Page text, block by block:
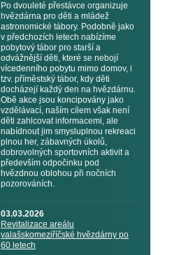
Po dvouleté přestávce organizuje
hvězdárna pro děti a mládež
astronomické tábory. Podobně jako
v předchozích letech nabízíme
pobytový tábor pro starší a
odvážnější děti, které se nebojí
vícedenního pobytu mimo domov, i
tzv. příměstský tábor, kdy děti
docházejí každý den na hvězdárnu.
Obě akce jsou koncipovány jako
vzdělávací, naším cílem však není
děti zahlcovat informacemi, ale
nabídnout jim smysluplnou rekreaci
plnou her, zábavných úkolů,
dobrovolných sportovních aktivit a
především odpočinku pod
hvězdnou oblohou při nočních
pozorováních.
03.03.2026
Revitalizace areálu
valašskomeziříčské hvězdárny po
60 letech